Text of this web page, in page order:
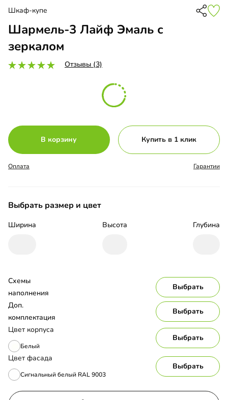
Шкаф-купе
Шармель-3 Лайф Эмаль с
зеркалом
Отзывы (3)
В корзину Купить в 1 клик
Оплата Гарантии
Выбрать размер и цвет
Ширина Высота Глубина
Цвет корпуса
Белый
Выбрать
Цвет фасада
Сигнальный белый RAL 9003
Выбрать
Схемы
наполнения
Выбрать
Доп.
комплектация
Выбрать